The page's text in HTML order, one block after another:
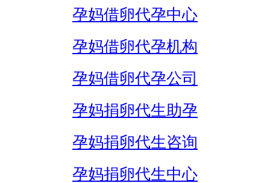
孕妈借卵代孕中心
孕妈借卵代孕机构
孕妈借卵代孕公司
孕妈捐卵代生助孕
孕妈捐卵代生咨询
孕妈捐卵代生中心